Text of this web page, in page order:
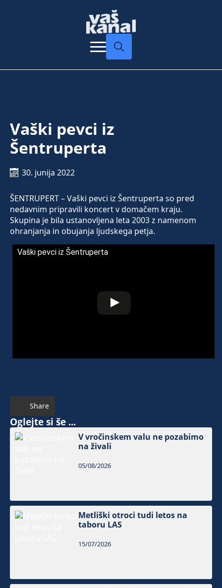
Vaški pevci iz
Šentruperta
30. junija 2022
ŠENTRUPERT – Vaški pevci iz Šentruperta so pred
nedavnim pripravili koncert v domačem kraju.
Skupina je bila ustanovljena leta 2003 z namenom
ohranjanja in obujanja ljudskega petja.
Vaški pevci iz Šentruperta
Share
Oglejte si še ...
V vročinskem valu ne pozabimo
na živali
05/08/2026
Metliški otroci tudi letos na
taboru LAS
15/07/2026